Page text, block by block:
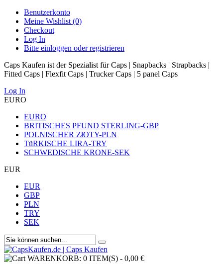
Benutzerkonto
Meine Wishlist (0)
Checkout
Log In
Bitte einloggen oder registrieren
Caps Kaufen ist der Spezialist für Caps | Snapbacks | Strapbacks |
Fitted Caps | Flexfit Caps | Trucker Caps | 5 panel Caps
Log In
EURO
EURO
BRITISCHES PFUND STERLING-GBP
POLNISCHER ZłOTY-PLN
TüRKISCHE LIRA-TRY
SCHWEDISCHE KRONE-SEK
EUR
EUR
GBP
PLN
TRY
SEK
WARENKORB: 0 ITEM(S) - 0,00 €